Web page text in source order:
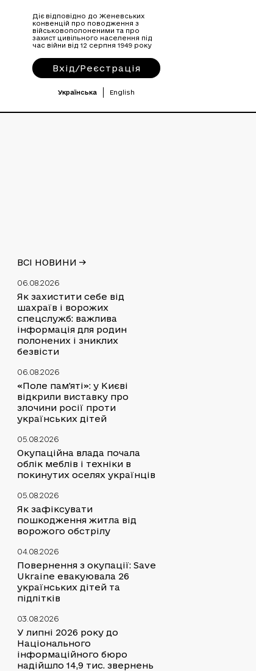
Діє відповідно до Женевських
конвенцій про поводження з
військовополоненими та про
захист цивільного населення під
час війни від 12 серпня 1949 року
Вхід/Реєстрація
Українська English
ВСІ НОВИНИ ->
06.08.2026
Як захистити себе від
шахраїв і ворожих
спецслужб: важлива
інформація для родин
полонених і зниклих
безвісти
06.08.2026
«Поле пам'яті»: у Києві
відкрили виставку про
злочини росії проти
українських дітей
05.08.2026
Окупаційна влада почала
облік меблів і техніки в
покинутих оселях українців
05.08.2026
Як зафіксувати
пошкодження житла від
ворожого обстрілу
04.08.2026
Повернення з окупації: Save
Ukraine евакуювала 26
українських дітей та
підлітків
03.08.2026
У липні 2026 року до
Національного
інформаційного бюро
надійшло 14,9 тис. звернень